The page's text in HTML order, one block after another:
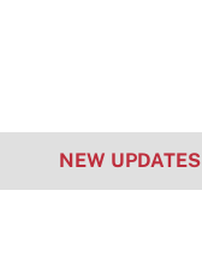
NEW UPDATES